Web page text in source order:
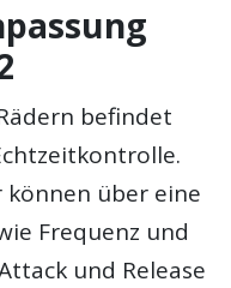
befindet
können über eine
Frequenz und
und Release